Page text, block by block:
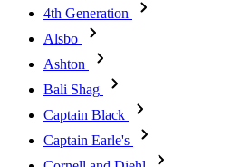
4th Generation
Alsbo
Ashton
Bali Shag
Captain Black
Captain Earle's